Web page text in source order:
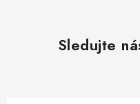
Sledujte